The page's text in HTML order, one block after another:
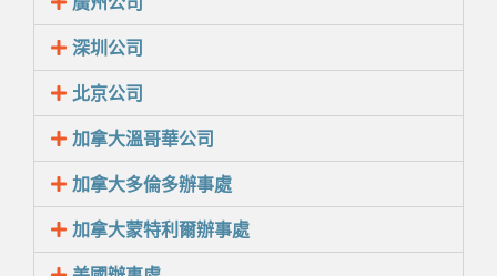
深圳公司
北京公司
加拿大溫哥華公司
加拿大多倫多辦事處
加拿大蒙特利爾辦事處